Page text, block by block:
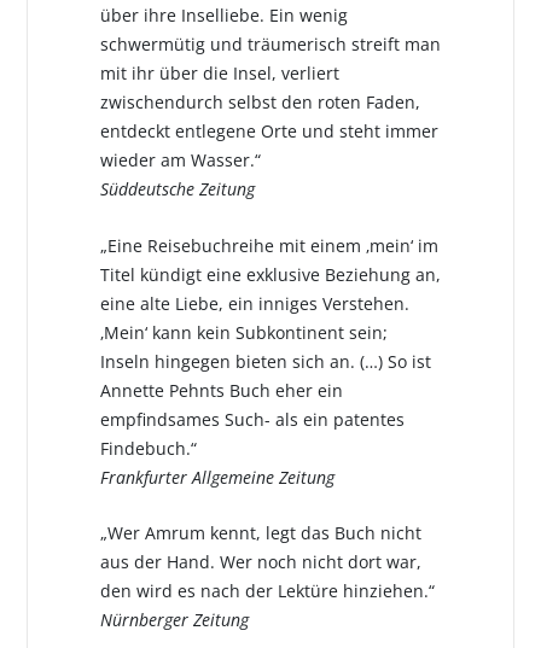
über ihre Inselliebe. Ein wenig
schwermütig und träumerisch streift man
mit ihr über die Insel, verliert
zwischendurch selbst den roten Faden,
entdeckt entlegene Orte und steht immer
wieder am Wasser.“
Süddeutsche Zeitung
„Eine Reisebuchreihe mit einem ‚mein‘ im
Titel kündigt eine exklusive Beziehung an,
eine alte Liebe, ein inniges Verstehen.
‚Mein‘ kann kein Subkontinent sein;
Inseln hingegen bieten sich an. (…) So ist
Annette Pehnts Buch eher ein
empfindsames Such- als ein patentes
Findebuch.“
Frankfurter Allgemeine Zeitung
„Wer Amrum kennt, legt das Buch nicht
aus der Hand. Wer noch nicht dort war,
den wird es nach der Lektüre hinziehen.“
Nürnberger Zeitung